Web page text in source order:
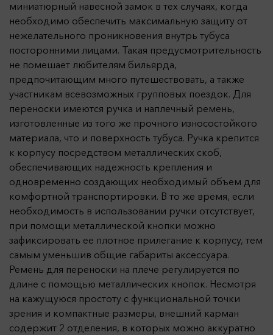
миниатюрный навесной замок в тех случаях, когда
необходимо обеспечить максимальную защиту от
нежелательного проникновения внутрь тубуса
посторонними лицами. Такая предусмотрительность
не помешает любителям бильярда,
предпочитающим много путешествовать, а также
участникам всевозможных групповых поездок. Для
переноски имеются ручка и наплечный ремень,
изготовленные из того же прочного износостойкого
материала, что и поверхность тубуса. Ручка крепится
к корпусу посредством металлических скоб,
обеспечивающих надежность крепления и
одновременно создающих необходимый объем для
комфортной транспортировки. В то же время, если
необходимость в использовании ручки отсутствует,
при помощи металлической кнопки можно
зафиксировать ее плотное прилегание к корпусу, тем
самым уменьшив общие габариты аксессуара.
Ремень для переноски на плече регулируется по
длине с помощью металлических кнопок. Несмотря
на кажущуюся простоту с функциональной точки
зрения и компактные размеры, внешний карман
содержит 2 отделения, в которых можно аккуратно